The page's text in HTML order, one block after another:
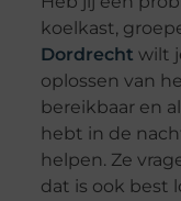
koelkast,
Dordrecht wilt
oplossen van
bereikbaar en
hebt in de
helpen. Ze
dat is ook best